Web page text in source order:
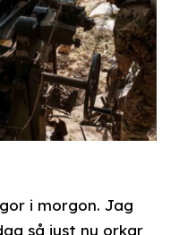
i morgon. Jag
så just nu orkar